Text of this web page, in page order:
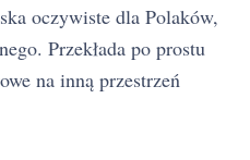
oczywiste dla Polaków,
Przekłada po prostu
na inną przestrzeń